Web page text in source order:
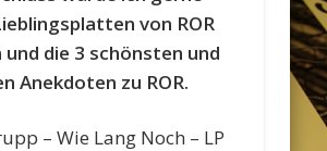
von ROR
die 3 schönsten und
Anekdoten zu ROR.
– Wie Lang Noch – LP